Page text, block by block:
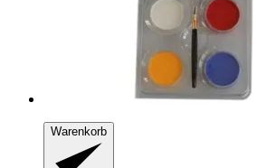
Warenkorb